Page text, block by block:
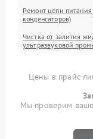
Ремонт цепи питания
конденсаторов)
Чистка от залития
ультразвуковой
Цены в прайс-
Мы проверим ваше